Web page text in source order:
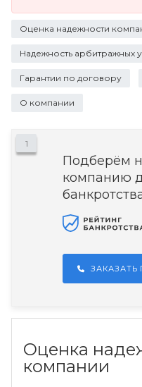
Оценка надежности
Надежность арбитражных
Гарантии по договору
О компании
1
Подберём
компанию
ЗАКАЗАТЬ
Оценка
компании